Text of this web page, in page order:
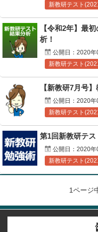
新教研テスト
【令和2年】最
析！
公開日： 2020年
新教研テスト
【新教研7月号
公開日： 2020年
新教研テスト
第1回新教研テス
公開日： 2020年
新教研テスト
1ページ